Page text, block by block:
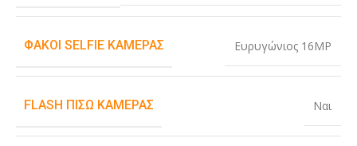
ΦΑΚΟΊ SELFIE ΚΆΜΕΡΑΣ Ευρυγώνιος 16MP
FLASH ΠΊΣΩ ΚΆΜΕΡΑΣ Ναι